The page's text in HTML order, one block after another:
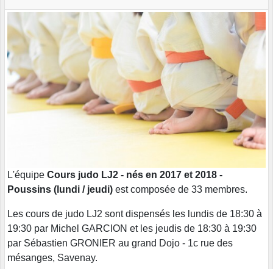
L'équipe Cours judo LJ2 - nés en 2017 et 2018 -
Poussins (lundi / jeudi) est composée de 33 membres.
Les cours de judo LJ2 sont dispensés les lundis de 18:30 à
19:30 par Michel GARCION et les jeudis de 18:30 à 19:30
par Sébastien GRONIER au grand Dojo - 1c rue des
mésanges, Savenay.